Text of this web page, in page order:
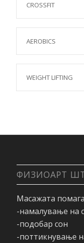
CROSSFIT
AEROBICS
WEIGHT LIFTING
ФИЗИОАРТ
Масажата
-намалување на
-подобар сон
-поттикнување